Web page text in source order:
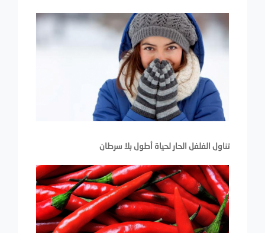
تناول الفلفل الحار لحياة أطول بلا سرطان